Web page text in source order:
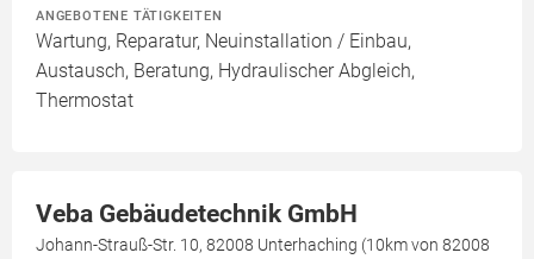
ANGEBOTENE TÄTIGKEITEN
Wartung, Reparatur, Neuinstallation / Einbau,
Austausch, Beratung, Hydraulischer Abgleich,
Thermostat
Veba Gebäudetechnik GmbH
Johann-Strauß-Str. 10, 82008 Unterhaching (10km von 82008